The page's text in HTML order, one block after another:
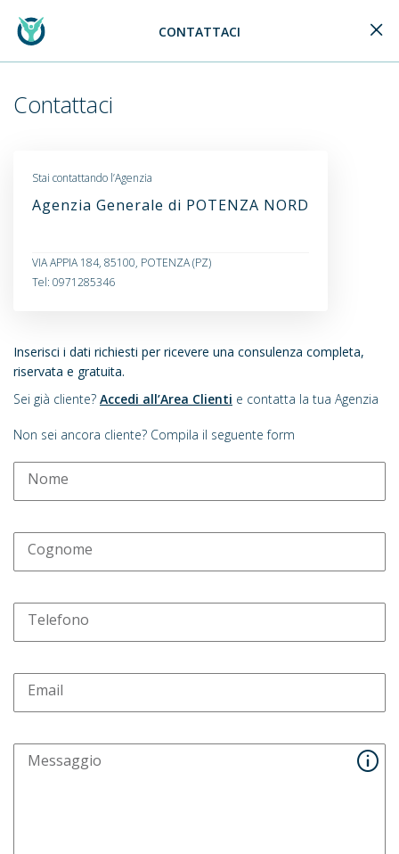
Generali Logo CONTATTACI
Contattaci
Inserisci i dati richiesti per ricevere una consulenza completa,
riservata e gratuita.
Sei già cliente? Accedi all’Area Clienti e contatta la tua Agenzia
Non sei ancora cliente? Compila il seguente form
Nome
Cognome
Telefono
Email
Messaggio
Stai contattando l’Agenzia
Agenzia Generale di POTENZA NORD
VIA APPIA 184, 85100, POTENZA (PZ)
Tel: 0971285346